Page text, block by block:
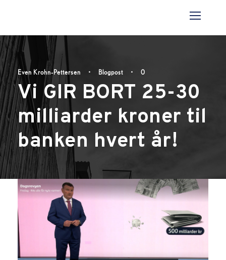
Even Krohn-Pettersen • Blogpost • 0
Vi GIR BORT 25-30
milliarder kroner til
banken hvert år!